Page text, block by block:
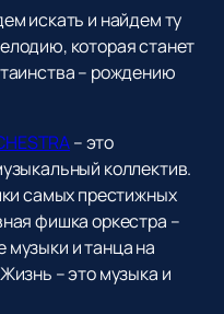
искать и найдем ту
которая станет
– рождению
– это
коллектив.
самых престижных
фишка оркестра –
и танца на
– это музыка и